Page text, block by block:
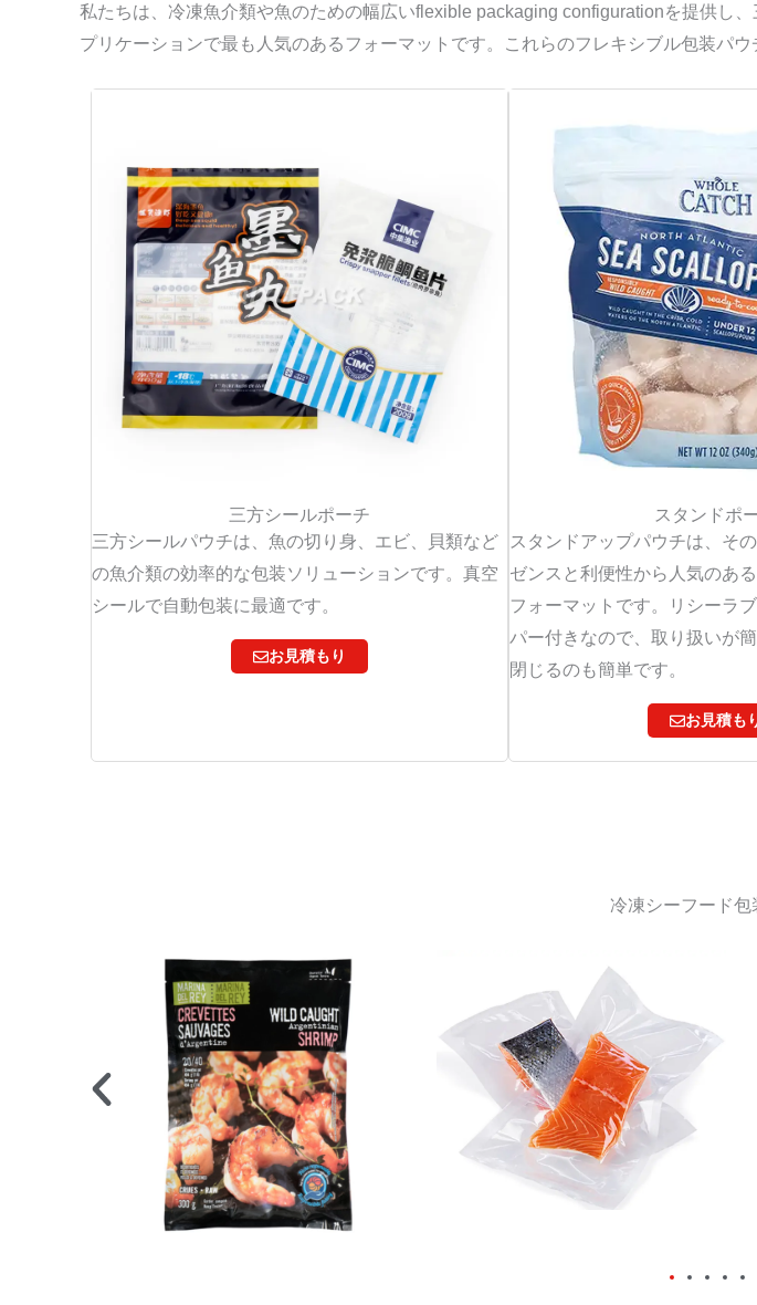
私たちは、冷凍魚介類や魚のための幅広いflexible packaging configurationを提供し
プリケーションで最も人気のあるフォーマットです。これらのフレキシブル包装パ
三方シールポーチ
三方シールパウチは、魚の切り身、エビ、貝類など
の魚介類の効率的な包装ソリューションです。真空
シールで自動包装に最適です。
お見積もり
スタンドポ
スタンドアップパウチは、そ
ゼンスと利便性から人気のあ
フォーマットです。リシーラ
パー付きなので、取り扱いが
閉じるのも簡単です。
お見積も
冷凍シーフード